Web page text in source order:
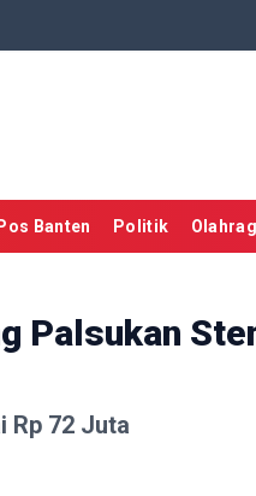
Pos Banten Politik
Palsukan
Rp 72 Juta